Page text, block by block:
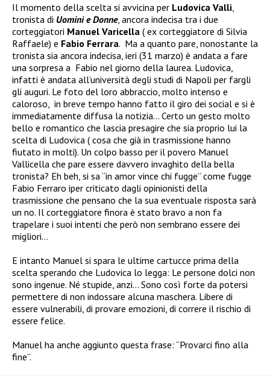
Il momento della scelta si avvicina per Ludovica Valli
tronista di Uomini e Donne, ancora indecisa tra i due
corteggiatori Manuel Varicella ( ex corteggiatore di Silvia
Raffaele) e Fabio Ferrara. Ma a quanto pare, nonostante la
tronista sia ancora indecisa, ieri (31 marzo) è andata a fare
una sorpresa a Fabio nel giorno della laurea. Ludovica,
infatti è andata all’università degli studi di Napoli per fargli
gli auguri. Le foto del loro abbraccio, molto intenso e
caloroso, in breve tempo hanno fatto il giro dei social e si è
immediatamente diffusa la notizia… Certo un gesto molto
bello e romantico che lascia presagire che sia proprio lui la
scelta di Ludovica ( cosa che già in trasmissione hanno
fiutato in molti). Un colpo basso per il povero Manuel
Vallicella che pare essere davvero invaghito della bella
tronista? Eh beh, si sa “in amor vince chi fugge” come fugge
Fabio Ferraro iper criticato dagli opinionisti della
trasmissione che pensano che la sua eventuale risposta sarà
un no. Il corteggiatore finora è stato bravo a non fa
trapelare i suoi intenti che però non sembrano essere dei
migliori…
E intanto Manuel si spara le ultime cartucce prima della
scelta sperando che Ludovica lo legga: Le persone dolci non
sono ingenue. Né stupide, anzi… Sono così forte da potersi
permettere di non indossare alcuna maschera. Libere di
essere vulnerabili, di provare emozioni, di correre il rischio di
essere felice.
Manuel ha anche aggiunto questa frase: “Provarci fino alla
fine”.